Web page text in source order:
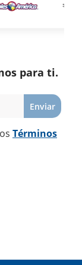
para ti.
Enviar
Términos